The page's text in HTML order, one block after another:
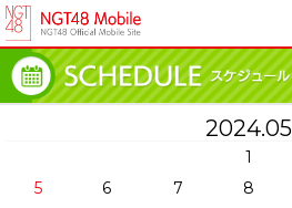
2024.05
1
5
6 7 8